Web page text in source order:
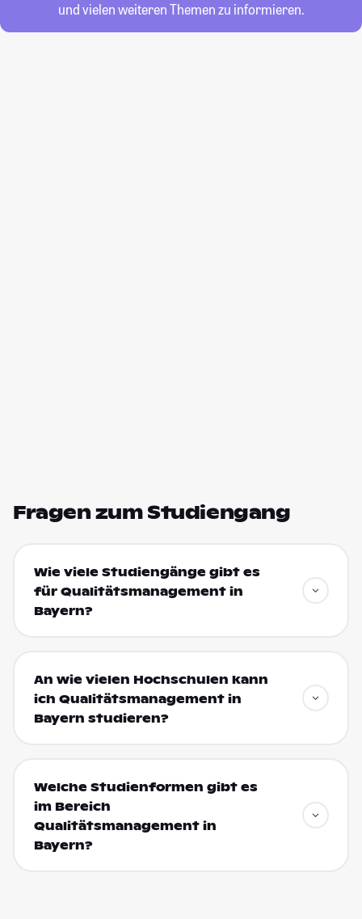
und vielen weiteren Themen zu informieren.
Fragen zum Studiengang
Wie viele Studiengänge gibt es
für Qualitätsmanagement in
Bayern?
An wie vielen Hochschulen kann
ich Qualitätsmanagement in
Bayern studieren?
Welche Studienformen gibt es
im Bereich
Qualitätsmanagement in
Bayern?